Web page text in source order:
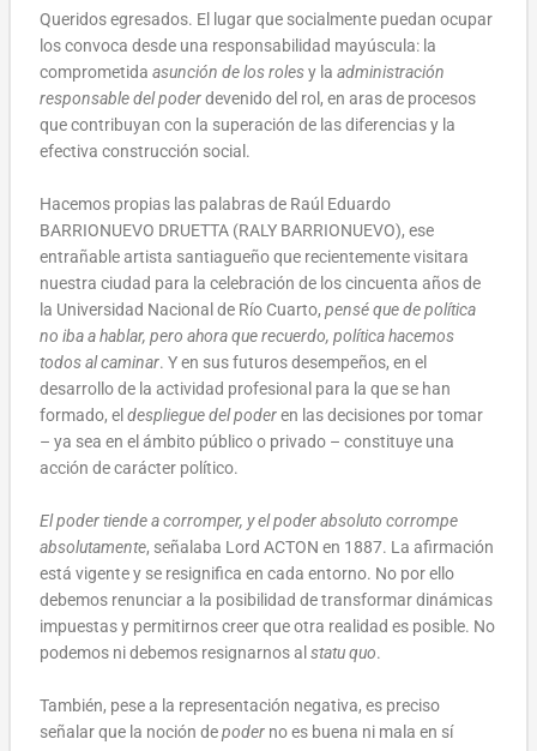
Queridos egresados. El lugar que socialmente puedan ocupar
los convoca desde una responsabilidad mayúscula: la
comprometidaasunción de los rolesy laadministración
responsable del poderdevenido del rol, en aras de procesos
que contribuyan con la superación de las diferencias y la
efectiva construcción social.
Hacemos propias las palabras de Raúl Eduardo
BARRIONUEVO DRUETTA (RALY BARRIONUEVO), ese
entrañable artista santiagueño que recientemente visitara
nuestra ciudad para la celebración de los cincuenta años de
la Universidad Nacional de Río Cuarto,pensé que de política
no iba a hablar, pero ahora que recuerdo, política hacemos
todos al caminar. Y en sus futuros desempeños, en el
desarrollo de la actividad profesional para la que se han
formado, eldespliegue del poderen las decisiones por tomar
– ya sea en el ámbito público o privado – constituye una
acción de carácter político.
El poder tiende a corromper, y el poder absoluto corrompe
absolutamente, señalaba Lord ACTON en 1887. La afirmación
está vigente y se resignifica en cada entorno. No por ello
debemos renunciar a la posibilidad de transformar dinámicas
impuestas y permitirnos creer que otra realidad es posible. No
podemos ni debemos resignarnos alstatu quo.
También, pese a la representación negativa, es preciso
señalar que la noción depoder no es buena ni mala en sí